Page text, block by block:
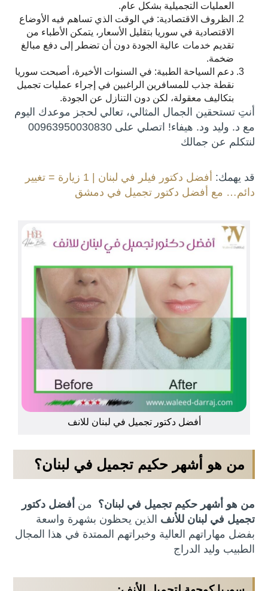
العمليات التجميلية بشكل عام.
الظروف الاقتصادية: في الوقت الذي تساهم فيه الأوضاع
الاقتصادية في سوريا بتقليل الأسعار، يتمكن الأطباء من
تقديم خدمات عالية الجودة دون أن تضطر إلى دفع مبالغ
ضخمة.
دعم السياحة الطبية: في السنوات الأخيرة، أصبحت سوريا
نقطة جذب للمسافرين الراغبين في إجراء عمليات تجميل
بتكاليف معقولة، لكن دون التنازل عن الجودة.
أنتِ تستحقين الجمال المثالي، تعالي لحجز موعدك اليوم
مع د. وليد ود. هيفاء! اتصلي على 00963950030830
لنتكلم عن جمالك
قد يهمك:
أفضل دكتور فيلر في لبنان | 1 زيارة = تغيير
دائم… مع أفضل دكتور تجميل في دمشق
أفضل دكتور تجميل في لبنان للانف
من هو أشهر حكيم تجميل في لبنان؟
من هو أشهر حكيم تجميل في لبنان؟ من أفضل دكتور
تجميل في لبنان للأنف الذين يحظون بشهرة واسعة
بفضل مهاراتهم العالية وخبراتهم الممتدة في هذا المجال
الطبيب وليد الدراج